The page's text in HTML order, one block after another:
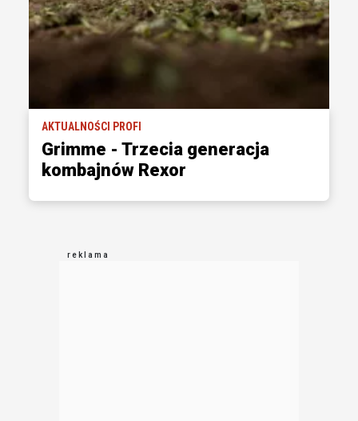
AKTUALNOŚCI PROFI
Grimme - Trzecia generacja
kombajnów Rexor